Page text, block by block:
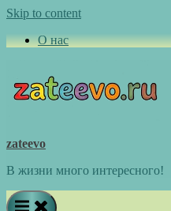
Skip to content
О нас
zateevo
В жизни много интересного!